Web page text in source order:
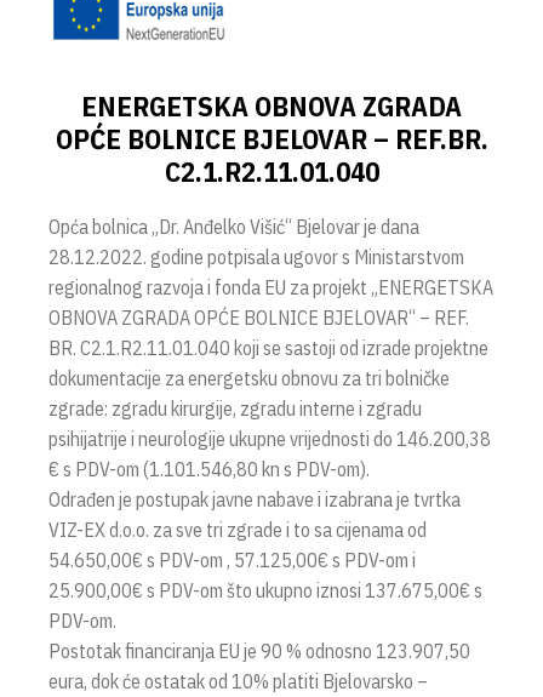
ENERGETSKA OBNOVA ZGRADA
OPĆE BOLNICE BJELOVAR – REF.BR.
C2.1.R2.11.01.040
Opća bolnica „Dr. Anđelko Višić“ Bjelovar je dana
28.12.2022. godine potpisala ugovor s Ministarstvom
regionalnog razvoja i fonda EU za projekt „ENERGETSKA
OBNOVA ZGRADA OPĆE BOLNICE BJELOVAR“ – REF.
BR. C2.1.R2.11.01.040 koji se sastoji od izrade projektne
dokumentacije za energetsku obnovu za tri bolničke
zgrade: zgradu kirurgije, zgradu interne i zgradu
psihijatrije i neurologije ukupne vrijednosti do 146.200,38
€ s PDV-om (1.101.546,80 kn s PDV-om).
Odrađen je postupak javne nabave i izabrana je tvrtka
VIZ-EX d.o.o. za sve tri zgrade i to sa cijenama od
54.650,00€ s PDV-om , 57.125,00€ s PDV-om i
25.900,00€ s PDV-om što ukupno iznosi 137.675,00€ s
PDV-om.
Postotak financiranja EU je 90 % odnosno 123.907,50
eura, dok će ostatak od 10% platiti Bjelovarsko –